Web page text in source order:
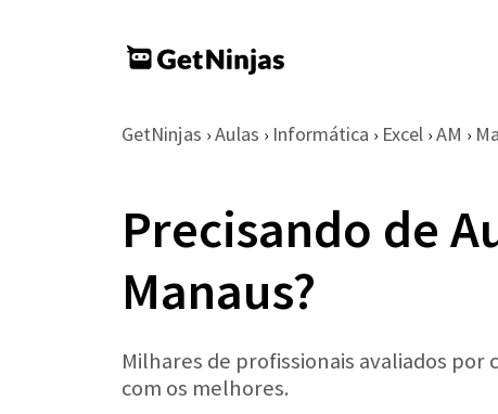
GetNinjas › Aulas › Informática › Excel › AM ›
Precisando de
Manaus?
Milhares de profissionais avaliados
com os melhores.